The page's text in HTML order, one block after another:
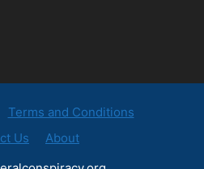
Terms and Conditions
Us
About